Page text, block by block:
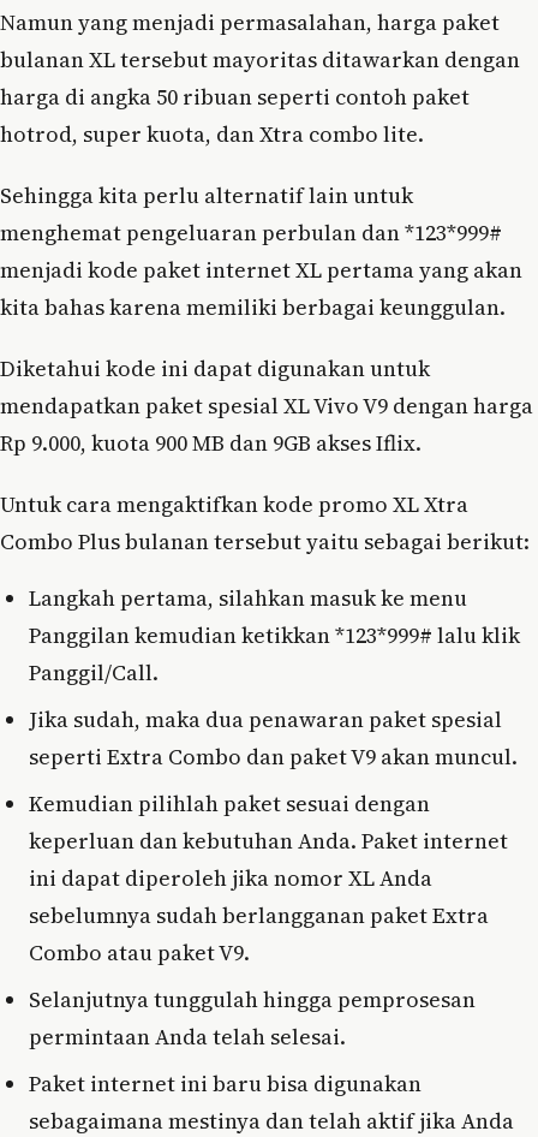
Namun yang menjadi permasalahan, harga paket
bulanan XL tersebut mayoritas ditawarkan dengan
harga di angka 50 ribuan seperti contoh paket
hotrod, super kuota, dan Xtra combo lite.
Sehingga kita perlu alternatif lain untuk
menghemat pengeluaran perbulan dan *123*999#
menjadi kode paket internet XL pertama yang akan
kita bahas karena memiliki berbagai keunggulan.
Diketahui kode ini dapat digunakan untuk
mendapatkan paket spesial XL Vivo V9 dengan harga
Rp 9.000, kuota 900 MB dan 9GB akses Iflix.
Untuk cara mengaktifkan kode promo XL Xtra
Combo Plus bulanan tersebut yaitu sebagai berikut:
Langkah pertama, silahkan masuk ke menu
Panggilan kemudian ketikkan *123*999# lalu klik
Panggil/Call.
Jika sudah, maka dua penawaran paket spesial
seperti Extra Combo dan paket V9 akan muncul.
Kemudian pilihlah paket sesuai dengan
keperluan dan kebutuhan Anda. Paket internet
ini dapat diperoleh jika nomor XL Anda
sebelumnya sudah berlangganan paket Extra
Combo atau paket V9.
Selanjutnya tunggulah hingga pemprosesan
permintaan Anda telah selesai.
Paket internet ini baru bisa digunakan
sebagaimana mestinya dan telah aktif jika Anda